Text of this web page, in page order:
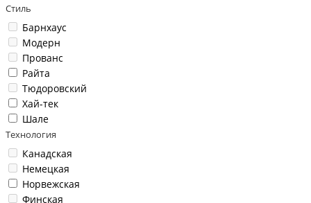
Стиль
Барнхаус
Модерн
Прованс
Райта
Тюдоровский
Хай-тек
Шале
Технология
Канадская
Немецкая
Норвежская
Финская